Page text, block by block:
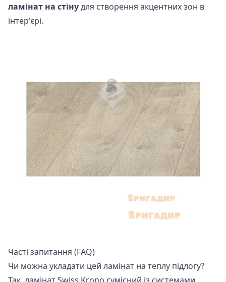
ламінат на стінудля створення акцентних зон в
інтер'єрі.
Часті запитання (FAQ)
Чи можна укладати цей ламінат на теплу підлогу?